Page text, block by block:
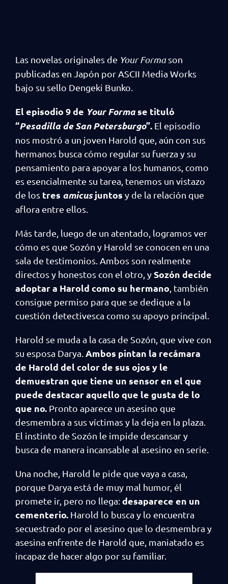
Las novelas originales de Your Formason
publicadas en Japón por ASCII Media Works
bajo su sello Dengeki Bunko.
El episodio 9 de Your Forma se tituló
“Pesadilla de San Petersburgo”. El episodio
nos mostró a un joven Harold que, aún con sus
hermanos busca cómo regular su fuerza y su
pensamiento para apoyar a los humanos, como
es esencialmente su tarea, tenemos un vistazo
de los tres amicusjuntos y de la relación que
aflora entre ellos.
Más tarde, luego de un atentado, logramos ver
cómo es que Sozón y Harold se conocen en una
sala de testimonios. Ambos son realmente
directos y honestos con el otro, ySozón decide
adoptar a Harold como su hermano , también
consigue permiso para que se dedique a la
cuestión detectivesca como su apoyo principal.
Harold se muda a la casa de Sozón, que vive con
su esposa Darya. Ambos pintan la recámara
de Harold del color de sus ojos y le
demuestran que tiene un sensor en el que
puede destacar aquello que le gusta de lo
que no. Pronto aparece un asesino que
desmembra a sus víctimas y la deja en la plaza.
El instinto de Sozón le impide descansar y
busca de manera incansable al asesino en serie.
Una noche, Harold le pide que vaya a casa,
porque Darya está de muy mal humor, él
promete ir, pero no llega:desaparece en un
cementerio. Harold lo busca y lo encuentra
secuestrado por el asesino que lo desmembra y
asesina enfrente de Harold que, maniatado es
incapaz de hacer algo por su familiar.